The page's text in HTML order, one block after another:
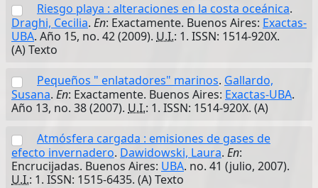
Riesgo playa : alteraciones en la costa oceánica.
Draghi, Cecilia. En: Exactamente. Buenos Aires: Exactas-
UBA. Año 15, no. 42 (2009). U.I.: 1. ISSN: 1514-920X.
(A) Texto
Pequeños " enlatadores" marinos. Gallardo,
Susana. En: Exactamente. Buenos Aires: Exactas-UBA.
Año 13, no. 38 (2007). U.I.: 1. ISSN: 1514-920X. (A)
Atmósfera cargada : emisiones de gases de
efecto invernadero. Dawidowski, Laura. En:
Encrucijadas. Buenos Aires: UBA. no. 41 (julio, 2007).
U.I.: 1. ISSN: 1515-6435. (A) Texto